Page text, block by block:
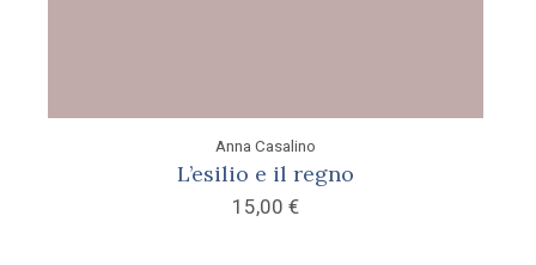
Anna Casalino
L’esilio e il regno
15,00 €